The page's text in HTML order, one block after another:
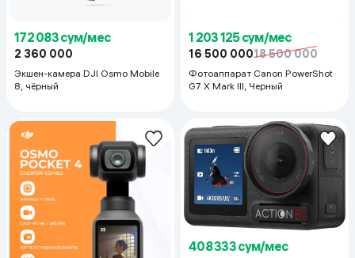
172 083 сум/мес
2 360 000
Экшен-камера DJI Osmo Mobile
8, чёрный
1 203 125 сум/мес
16 500 00018 500 000
Фотоаппарат Canon PowerShot
G7 X Mark III, Черный
408 333 сум/мес